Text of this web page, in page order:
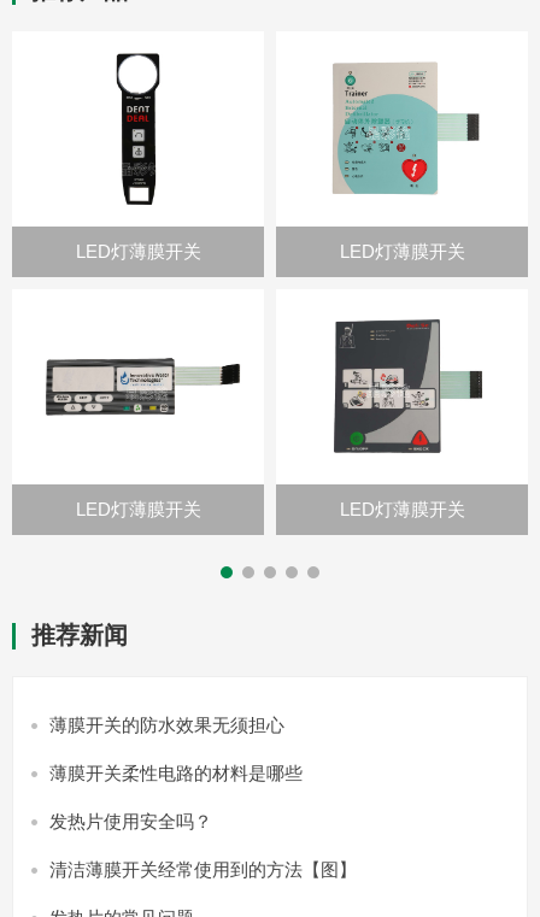
LED灯薄膜开关
LED灯薄膜开关
LED灯薄膜开关
LED灯薄膜开关
推荐新闻
薄膜开关的防水效果无须担心
薄膜开关柔性电路的材料是哪些
发热片使用安全吗？
清洁薄膜开关经常使用到的方法【图】